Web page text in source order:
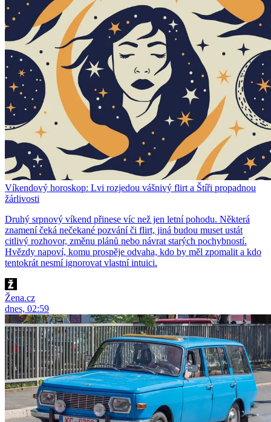
Víkendový horoskop: Lvi rozjedou vášnivý flirt a Štíři propadnou
žárlivosti
Druhý srpnový víkend přinese víc než jen letní pohodu. Některá
znamení čeká nečekané pozvání či flirt, jiná budou muset ustát
citlivý rozhovor, změnu plánů nebo návrat starých pochybností.
Hvězdy napoví, komu prospěje odvaha, kdo by měl zpomalit a kdo
tentokrát nesmí ignorovat vlastní intuici.
Žena.cz
dnes, 02:59